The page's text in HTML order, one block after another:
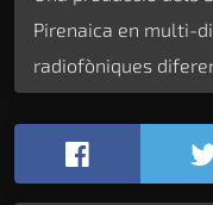
Pirenaica en multi-
radiofòniques